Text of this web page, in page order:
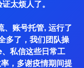
太烦人了。
、账号托管, 运行了
多了，我们团队操
私信这些日常工
，多谢疫情期间提